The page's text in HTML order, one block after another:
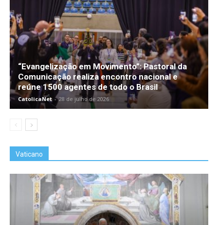
“Evangelização em Movimento”: Pastoral da
Comunicação realiza encontro nacional e
reúne 1500 agentes de todo o Brasil
CatolicaNet - 28 de julho de 2026
Vaticano